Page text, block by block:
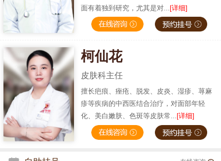
面有着独到研究，尤其是对... [详细]
柯仙花
皮肤科主任
擅长疤痕、痤疮、脱发、皮炎、湿疹、荨麻
疹等疾病的中西医结合治疗，对面部年轻
化、美白嫩肤、色斑等皮肤常...[详细]